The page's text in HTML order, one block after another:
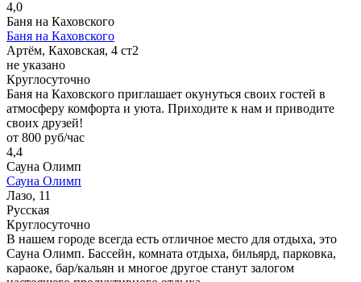
4,0
Баня на Каховского
Баня на Каховского
Артём, Каховская, 4 ст2
не указано
Круглосуточно
Баня на Каховского приглашает окунуться своих гостей в
атмосферу комфорта и уюта. Приходите к нам и приводите
своих друзей!
от 800 руб/час
4,4
Сауна Олимп
Сауна Олимп
Лазо, 11
Русская
Круглосуточно
В нашем городе всегда есть отличное место для отдыха, это
Сауна Олимп. Бассейн, комната отдыха, бильярд, парковка,
караоке, бар/кальян и многое другое станут залогом